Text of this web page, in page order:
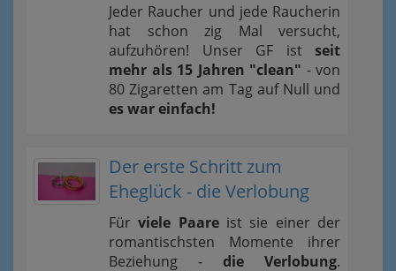
Jeder Raucher und jede Raucherin
hat schon zig Mal versucht,
aufzuhören! Unser GF ist seit
mehr als 15 Jahren "clean" - von
80 Zigaretten am Tag auf Null und
es war einfach!
Der erste Schritt zum
Eheglück - die Verlobung
Fürviele Paareist sie einer der
romantischsten Momente ihrer
Beziehung - die Verlobung.